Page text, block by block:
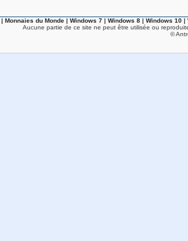
| Monnaies du Monde | Windows 7 | Windows 8 | Windows 10 |
Aucune partie de ce site ne peut être utilisée ou
©